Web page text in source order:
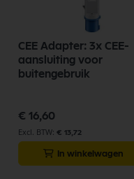
CEE Adapter: 3x CEE-
aansluiting voor
buitengebruik
€ 16,60
€ 13,72
In winkelwagen